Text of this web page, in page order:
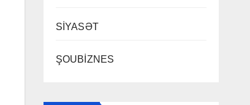
SİYASƏT
ŞOUBİZNES